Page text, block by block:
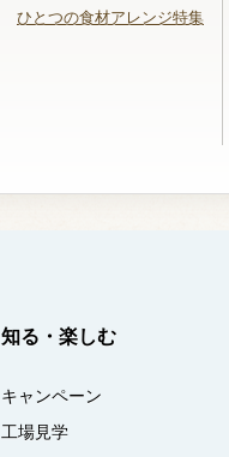
ひとつの食材アレンジ特集
知る・楽しむ
キャンペーン
工場見学